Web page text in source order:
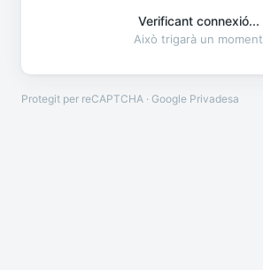
Verificant connexió...
Això trigarà un moment
Protegit per reCAPTCHA · Google Privadesa